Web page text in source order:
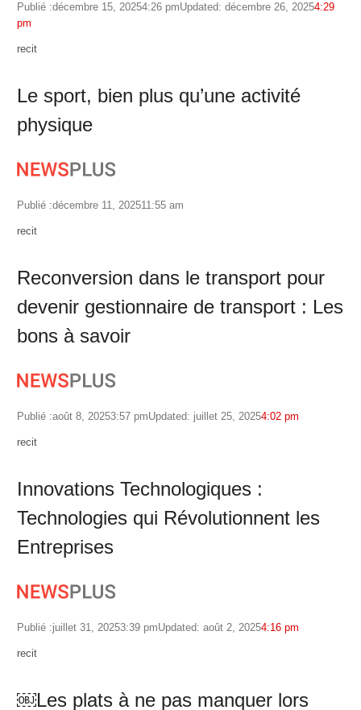
Publié :décembre 15, 20254:26 pmUpdated: décembre 26, 20254:29
pm
Author
recit
Le sport, bien plus qu’une activité
physique
Publié :décembre 11, 202511:55 am
Author
recit
Reconversion dans le transport pour
devenir gestionnaire de transport : Les
bons à savoir
Publié :août 8, 20253:57 pmUpdated: juillet 25, 20254:02 pm
Author
recit
Innovations Technologiques :
Technologies qui Révolutionnent les
Entreprises
Publié :juillet 31, 20253:39 pmUpdated: août 2, 20254:16 pm
Author
recit
￼Les plats à ne pas manquer lors